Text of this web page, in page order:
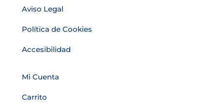
Aviso Legal
Política de Cookies
Accesibilidad
Mi Cuenta
Carrito